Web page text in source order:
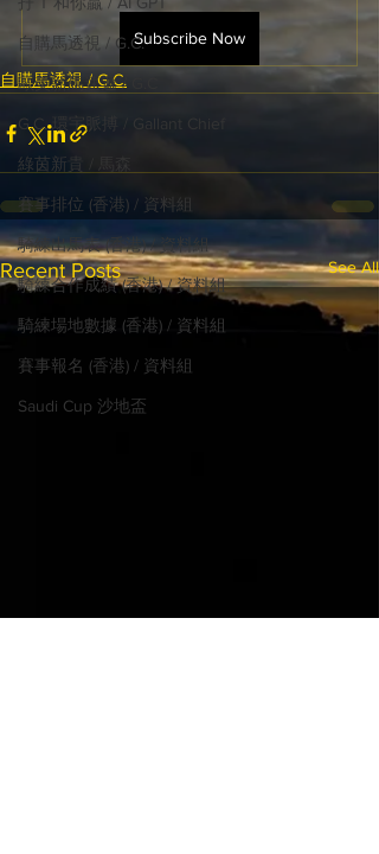
自購馬透視 / G.C.
歐美新馬速遞 / G.C
G.C. 環宇脈搏 / Gallant Chief
綠茵新貴 / 馬森
賽事排位 (香港) / 資料組
騎練出馬表 (香港) / 資料組
騎練合作成績 (香港) / 資料組
騎練場地數據 (香港) / 資料組
賽事報名 (香港) / 資料組
Saudi Cup 沙地盃
Subscribe Now
自購馬透視 / G.C.
Recent Posts See All